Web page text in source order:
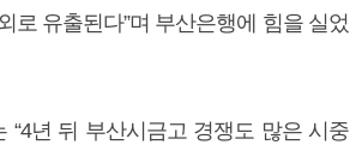
로 유출된다”며 부산은행에 힘을 실었
“4년 뒤 부산시금고 경쟁도 많은 시중